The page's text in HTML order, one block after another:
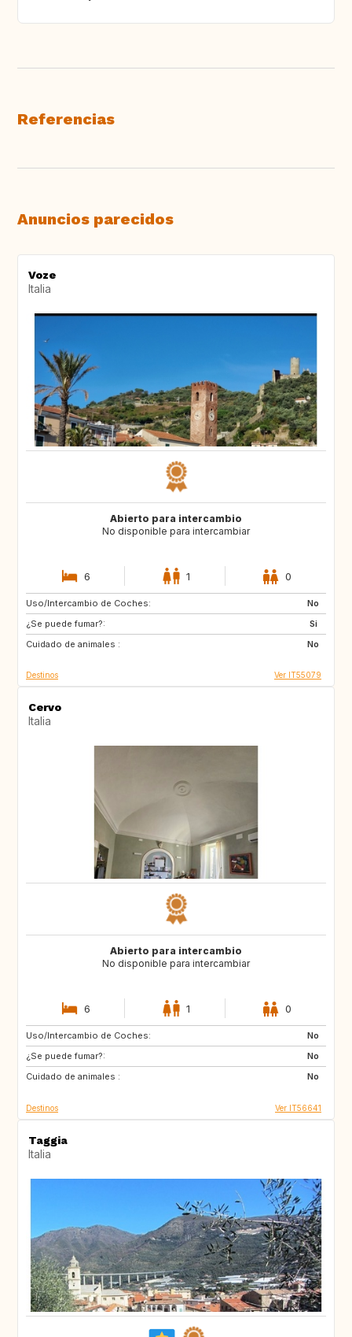
Referencias
Anuncios parecidos
Voze
Italia
Abierto para intercambio
No disponible para intercambiar
6 1 0
Uso/Intercambio de Coches:
No
¿Se puede fumar?:
Si
Cuidado de animales :
No
NO
SE
GB
Destinos Ver IT55079
Cervo
Italia
Abierto para intercambio
No disponible para intercambiar
6 1 0
Uso/Intercambio de Coches:
No
¿Se puede fumar?:
No
Cuidado de animales :
No
NO
SE
GB
Destinos Ver IT56641
Taggia
Italia